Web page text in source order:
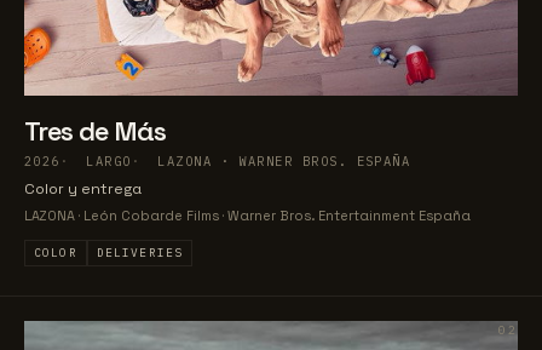
Tres de Más
2026 LARGO LAZONA · WARNER BROS. ESPAÑA
Color y entrega
LAZONA · León Cobarde Films · Warner Bros. Entertainment España
COLOR DELIVERIES
02